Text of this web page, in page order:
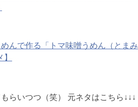
んで作る「トマ味噌うめん（とまみ
らいつつ（笑） 元ネタはこちら↓↓↓